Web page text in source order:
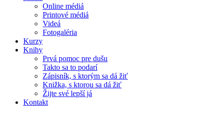
Online médiá
Printové médiá
Videá
Fotogaléria
Kurzy
Knihy
Prvá pomoc pre dušu
Takto sa to podarí
Zápisník, s ktorým sa dá žiť
Knižka, s ktorou sa dá žiť
Žijte své lepší já
Kontakt